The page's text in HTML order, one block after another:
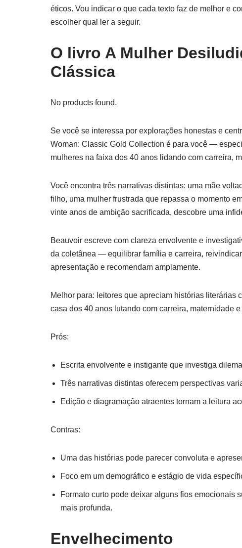
éticos. Vou indicar o que cada texto faz de melhor e
escolher qual ler a seguir.
O livro A Mulher
Clássica
No products found.
Se você se interessa por explorações honestas e
Woman: Classic Gold Collection é para você —
mulheres na faixa dos 40 anos lidando com carreira,
Você encontra três narrativas distintas: uma mãe
filho, uma mulher frustrada que repassa o momento
vinte anos de ambição sacrificada, descobre uma
Beauvoir escreve com clareza envolvente e
da coletânea — equilibrar família e carreira,
apresentação e recomendam amplamente.
Melhor para: leitores que apreciam histórias literárias
casa dos 40 anos lutando com carreira, maternidade
Prós:
Escrita envolvente e instigante que investiga
Três narrativas distintas oferecem perspectivas
Edição e diagramação atraentes tornam a leitura
Contras:
Uma das histórias pode parecer convoluta e
Foco em um demográfico e estágio de vida
Formato curto pode deixar alguns fios emocionais
mais profunda.
Envelhecimento